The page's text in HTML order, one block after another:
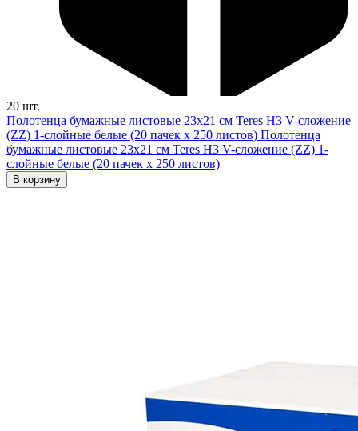
20 шт.
Полотенца бумажные листовые 23х21 см Teres H3 V-сложение
(ZZ) 1-слойные белые (20 пачек х 250 листов) Полотенца
бумажные листовые 23х21 см Teres H3 V-сложение (ZZ) 1-
слойные белые (20 пачек х 250 листов)
В корзину